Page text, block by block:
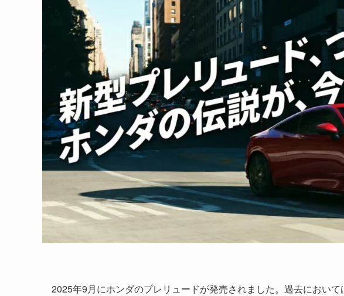
2025年9月にホンダのプレリュードが発売されました。過去におい